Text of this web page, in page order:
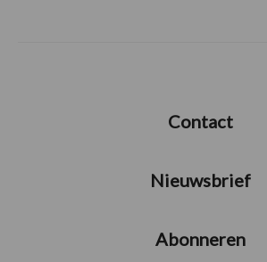
Contact
Nieuwsbrief
Abonneren